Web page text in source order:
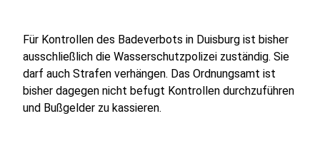
Für Kontrollen des Badeverbots in Duisburg ist bisher
ausschließlich die Wasserschutzpolizei zuständig. Sie
darf auch Strafen verhängen. Das Ordnungsamt ist
bisher dagegen nicht befugt Kontrollen durchzuführen
und Bußgelder zu kassieren.